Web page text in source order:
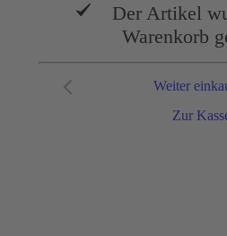
Der Artikel
Warenkorb
Zur
Weiter